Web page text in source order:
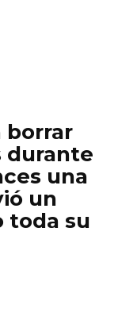
borrar
durante
una
un
toda su